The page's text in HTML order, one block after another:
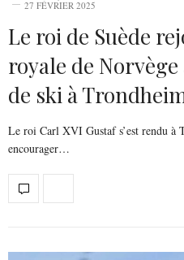
27 FÉVRIER 2025
Le roi de Suède
royale de
de ski à
Le roi Carl XVI Gustaf s’est rendu à
encourager…